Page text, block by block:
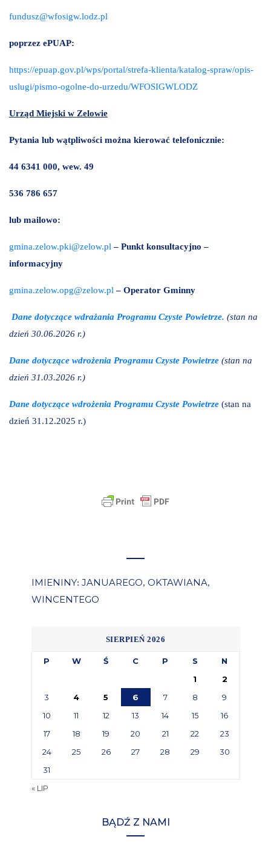
fundusz@wfosigw.lodz.pl
poprzez ePUAP:
https://epuap.gov.pl/wps/portal/strefa-klienta/katalog-spraw/opis-
uslugi/pismo-ogolne-do-urzedu/WFOSIGWLODZ
Urząd Miejski w Zelowie
Pytania lub wątpliwości można kierować telefonicznie:
44 6341 000, wew. 49
536 786 657
lub mailowo:
gmina.zelow.pki@zelow.pl– Punkt konsultacyjno –
informacyjny
gmina.zelow.opg@zelow.pl– Operator Gminny
Dane dotyczące wdrażania Programu Czyste Powietrze. (stan na
dzień 30.06.2026 r.)
Dane dotyczące wdrożenia Programu Czyste Powietrze (stan na
dzień 31.03.2026 r.)
Dane dotyczące wdrożenia Programu Czyste Powietrze (stan na
dzień 31.12.2025 r.)
IMIENINY: JANUAREGO, OKTAWIANA,
WINCENTEGO
SIERPIEŃ 2026
P W Ś C P S
N
1
2
3
4 5 6 7 8
9
10
11 12 13 14 15
16
17
18 19 20 21 22
23
24
25 26 27 28 29
30
31
« LIP
BĄDŹ Z NAMI